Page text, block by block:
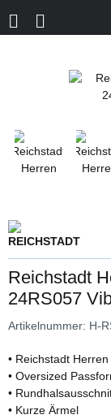
Reichstadt
24RS057
Artikelnummer: H-
• Reichstadt
• Oversized
•
• Kurze Ärmel